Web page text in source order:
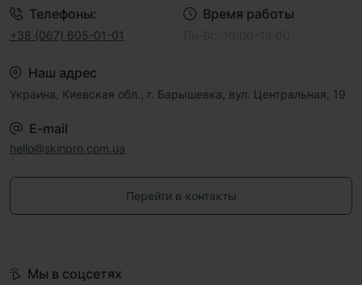
Телефоны:
+38 (067) 605-01-01
Время работы
Наш адрес
Украина, Киевская обл., г. Барышевка, вул. Центральная, 19
E-mail
hello@skinpro.com.ua
Перейти в контакты
Мы в соцсетях